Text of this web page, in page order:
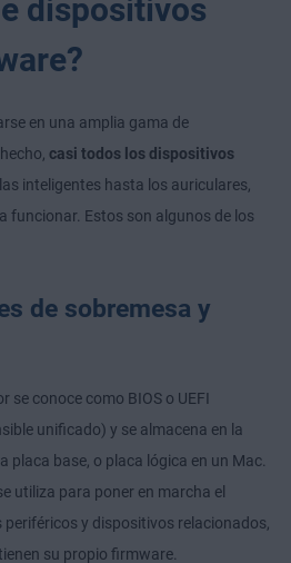
dispositivos
en una amplia gama de
casi todos los dispositivos
inteligentes hasta los auriculares,
funcionar. Estos son algunos de los
de sobremesa y
se conoce como BIOS o UEFI
unificado) y se almacena en la
placa base, o placa lógica en un Mac.
utiliza para poner en marcha el
y dispositivos relacionados,
su propio firmware.